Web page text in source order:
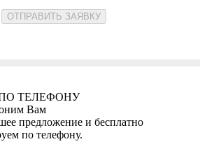
ТЕЛЕФОНУ
Вам
предложение и бесплатно
по телефону.